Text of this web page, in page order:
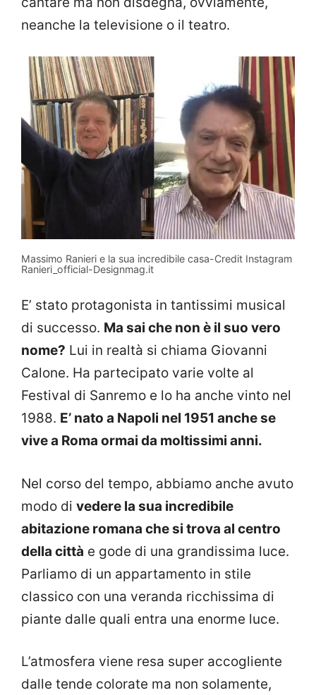
neanche la televisione o il teatro.
Massimo Ranieri e la sua incredibile casa-Credit Instagram
Ranieri_official-Designmag.it
E’ stato protagonista in tantissimi musical
di successo. Ma sai che non è il suo vero
nome? Lui in realtà si chiama Giovanni
Calone. Ha partecipato varie volte al
Festival di Sanremo e lo ha anche vinto nel
1988. E’ nato a Napoli nel 1951 anche se
vive a Roma ormai da moltissimi anni.
Nel corso del tempo, abbiamo anche avuto
modo di vedere la sua incredibile
abitazione romana che si trova al centro
della città e gode di una grandissima luce.
Parliamo di un appartamento in stile
classico con una veranda ricchissima di
piante dalle quali entra una enorme luce.
L’atmosfera viene resa super accogliente
dalle tende colorate ma non solamente,